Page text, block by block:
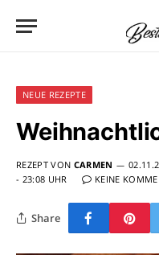
NEUE REZEPTE
REZEPT VON CARMEN
- 23:08 UHR
KEINE
Share